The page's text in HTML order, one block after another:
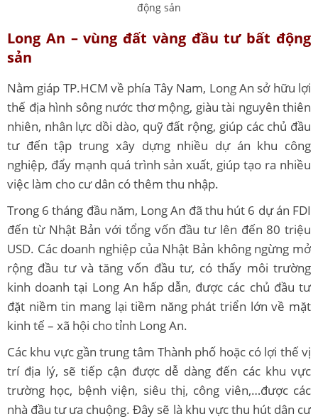
động sản
Long An – vùng đất vàng đầu tư bất động
sản
Nằm giáp TP.HCM về phía Tây Nam, Long An sở hữu lợi
thế địa hình sông nước thơ mộng, giàu tài nguyên thiên
nhiên, nhân lực dồi dào, quỹ đất rộng, giúp các chủ đầu
tư đến tập trung xây dựng nhiều dự án khu công
nghiệp, đẩy mạnh quá trình sản xuất, giúp tạo ra nhiều
việc làm cho cư dân có thêm thu nhập.
Trong 6 tháng đầu năm, Long An đã thu hút 6 dự án FDI
đến từ Nhật Bản với tổng vốn đầu tư lên đến 80 triệu
USD. Các doanh nghiệp của Nhật Bản không ngừng mở
rộng đầu tư và tăng vốn đầu tư, có thấy môi trường
kinh doanh tại Long An hấp dẫn, được các chủ đầu tư
đặt niềm tin mang lại tiềm năng phát triển lớn về mặt
kinh tế – xã hội cho tỉnh Long An.
Các khu vực gần trung tâm Thành phố hoặc có lợi thế vị
trí địa lý, sẽ tiếp cận được dễ dàng đến các khu vực
trường học, bệnh viện, siêu thị, công viên,…được các
nhà đầu tư ưa chuộng. Đây sẽ là khu vực thu hút dân cư